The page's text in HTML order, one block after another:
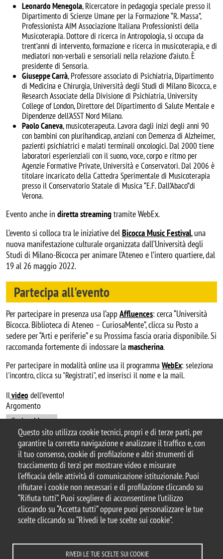
Questo sito utilizza cookie tecnici, propri e di terze parti, per
garantire la corretta navigazione e analizzare il traffico e, con
il tuo consenso, cookie di profilazione e altri strumenti di
tracciamento di terzi per mostrare video e misurare
l'efficacia delle attività di comunicazione istituzionale. Puoi
rifiutare i cookie non necessari e di profilazione cliccando su
“Rifiuta tutti”. Puoi scegliere di acconsentirne l’utilizzo
cliccando su “Accetta tutti” oppure puoi personalizzare le tue
scelte cliccando su “Rivedi le tue scelte sui cookie”.
RIVEDI LE TUE SCELTE SUI COOKIE
Leonardo Menegola, Ricercatore in pedagogia speciale presso il
Dipartimento di Scienze Umane per la Formazione “R. Massa”,
Professionista AIM Associazione Italiana Professionisti della
Musicoterapia. Dottore di ricerca in Antropologia, si occupa da
trent’anni di intervento, formazione e ricerca in musicoterapia, e di
mediatori non-verbali e sensoriali nella relazione d’aiuto. È
presidente di Sensoria.
Giuseppe Carrà, Professore associato di Psichiatria, Dipartimento
di Medicina e Chirurgia, Università degli Studi di Milano Bicocca, e
Research Associate della Divisione di Psichiatria, University
College of London, Direttore del Dipartimento di Salute Mentale e
Dipendenze dell'ASST Nord Milano.
Paolo Caneva, musicoterapeuta. Lavora dagli inizi degli anni 90
con bambini con plurihandicap, anziani con Demenza di Alzheimer,
pazienti psichiatrici e malati terminali oncologici. Dal 2000 tiene
laboratori esperienziali con il suono, voce, corpo e ritmo per
Agenzie Formative Private, Università e Conservatori. Dal 2006 è
titolare incaricato della Cattedra Sperimentale di Musicoterapia
presso il Conservatorio Statale di Musica “E.F. Dall’Abaco”di
Verona.
Evento anche in diretta streamingtramite WebEx.
L’evento si colloca tra le iniziative delBicocca Music Festival, una
nuova manifestazione culturale organizzata dall’Università degli
Studi di Milano-Bicocca per animare l’Ateneo e l’intero quartiere, dal
19 al 26 maggio 2022.
Partecipa all'evento
Per partecipare in presenza usa l’appAffluences: cerca “Università
Bicocca. Biblioteca di Ateneo – CuriosaMente”, clicca su Posto a
sedere per “Arti e periferie” e su Prossima fascia oraria disponibile. Si
raccomanda fortemente di indossare lamascherina.
Per partecipare in modalità online usa il programma WebEx: seleziona
l'incontro, clicca su "Registrati", ed inserisci il nome e la mail.
Ilvideodell’evento!
Argomento
CuriosaMente
© 2025 Biblioteca di Ateneo – Università degli
Studi di Milano-Bicocca
Piazza dell'Ateneo Nuovo, 1 - 20126, Milano
Casella PEC:ateneo.bicocca@pec.unimib.it
P.I. 12621570154 | biblioteca@unimib.it